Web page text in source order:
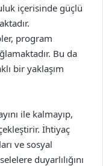
içerisinde güçlü
program
Bu da
bir yaklaşım
ile kalmayıp,
İhtiyaç
ve sosyal
duyarlılığını